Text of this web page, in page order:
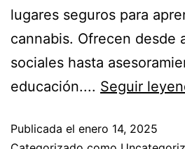
lugares seguros para
cannabis. Ofrecen desde
sociales hasta
educación.... Seguir
Publicada el enero 14, 2025